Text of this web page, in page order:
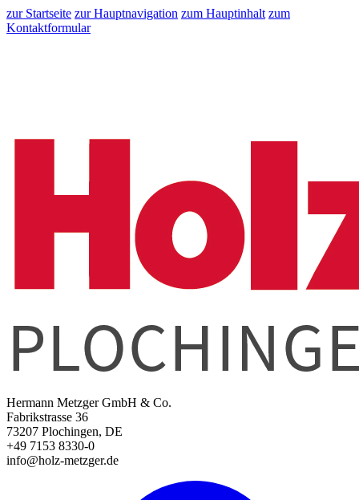
zur Startseite zur Hauptnavigation zum Hauptinhalt zum
Kontaktformular
Hermann Metzger GmbH & Co.
Fabrikstrasse 36
73207 Plochingen, DE
+49 7153 8330-0
info@holz-metzger.de